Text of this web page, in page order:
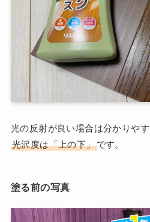
光の反射が良い場合は分かりや
光沢度は「上の下」です。
塗る前の写真